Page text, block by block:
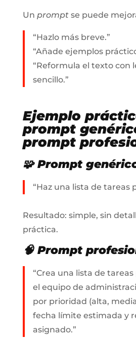
Un promptse puede
“Hazlo más breve.”
“Añade ejemplos
“Reformula el texto con
sencillo.”
Ejemplo
prompt
prompt
🧩Prompt
“Haz una lista de tareas
Resultado: simple, sin
práctica.
🧠Prompt
“Crea una lista de
el equipo de
por prioridad (alta,
fecha límite estimada y
asignado.”